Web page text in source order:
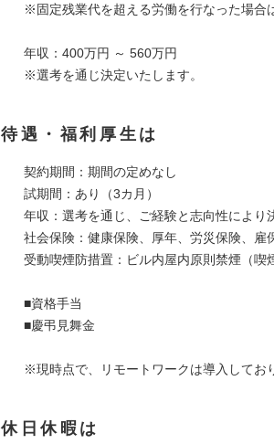
※固定残業代を超える労働を行なった場合
年収：400万円 ～ 560万円
※選考を通じ決定いたします。
待遇・福利厚生は
契約期間：期間の定めなし
試期間：あり（3カ月）
年収：選考を通じ、ご経験と志向性により
社会保険：健康保険、厚年、労災保険、雇
受動喫煙防措置：ビル内屋内原則禁煙（喫
■資格手当
■慶弔見舞金
※現時点で、リモートワークは導入してお
休日休暇は